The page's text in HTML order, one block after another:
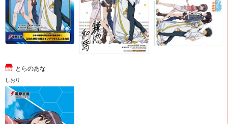
とらのあな
しおり